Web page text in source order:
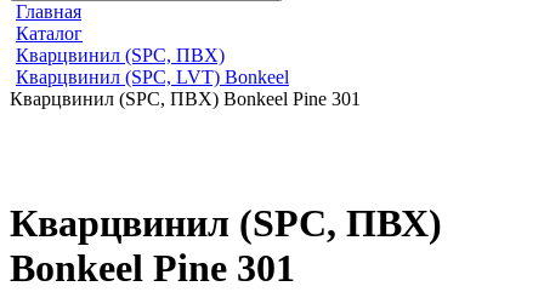
Главная
Каталог
Кварцвинил (SPC, ПВХ)
Кварцвинил (SPC, LVT) Bonkeel
Кварцвинил (SPC, ПВХ) Bonkeel Pine 301
Кварцвинил (SPC, ПВХ)
Bonkeel Pine 301